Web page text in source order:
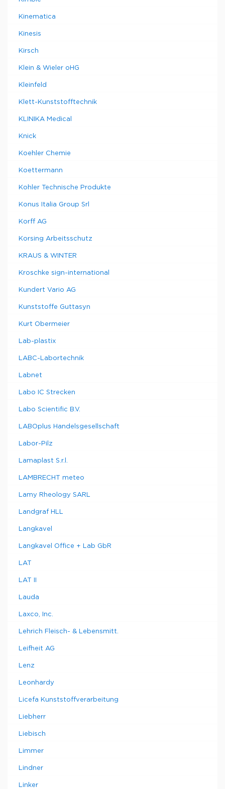
Kinematica
Kinesis
Kirsch
Klein & Wieler oHG
Kleinfeld
Klett-Kunststofftechnik
KLINIKA Medical
Knick
Koehler Chemie
Koettermann
Kohler Technische Produkte
Konus Italia Group Srl
Korff AG
Korsing Arbeitsschutz
KRAUS & WINTER
Kroschke sign-international
Kundert Vario AG
Kunststoffe Guttasyn
Kurt Obermeier
Lab-plastix
LABC-Labortechnik
Labnet
Labo IC Strecken
Labo Scientific B.V.
LABOplus Handelsgesellschaft
Labor-Pilz
Lamaplast S.r.l.
LAMBRECHT meteo
Lamy Rheology SARL
Landgraf HLL
Langkavel
Langkavel Office + Lab GbR
LAT
LAT II
Lauda
Laxco, Inc.
Lehrich Fleisch- & Lebensmitt.
Leifheit AG
Lenz
Leonhardy
Licefa Kunststoffverarbeitung
Liebherr
Liebisch
Limmer
Lindner
Linker